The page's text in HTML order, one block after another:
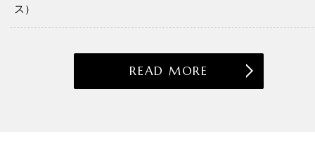
ス）
READ MORE